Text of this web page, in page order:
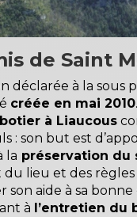
de Saint
déclarée à la
créée en mai 2010
à Liaucous
: son but est
la préservation du
du lieu et des
son aide à sa
à l’entretien du